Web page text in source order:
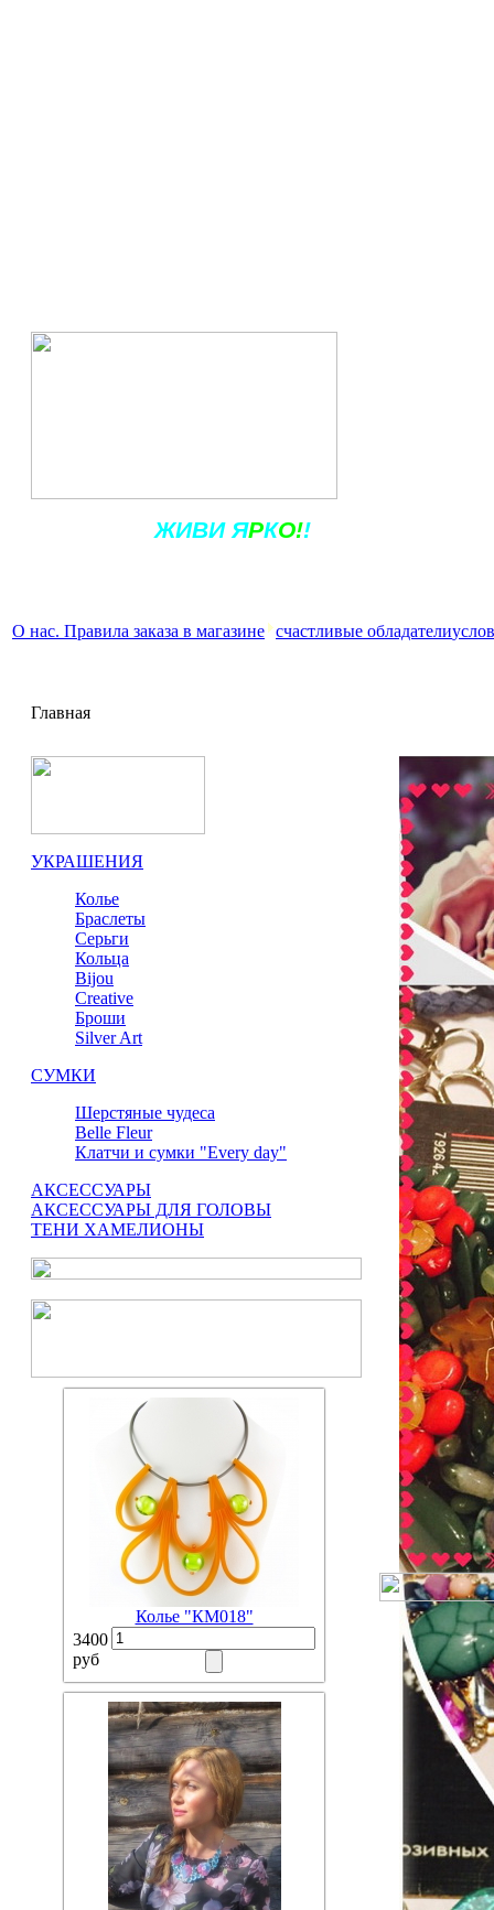
ЖИВИ ЯРКО!!
О нас. Правила заказа в магазине счастливые обладатели
Главная
УКРАШЕНИЯ
Колье
Браслеты
Серьги
Кольца
Bijou
Сreative
Броши
Silver Art
СУМКИ
Шерстяные чудеса
Belle Fleur
Клатчи и сумки "Every day"
АКСЕССУАРЫ
АКСЕССУАРЫ ДЛЯ ГОЛОВЫ
ТЕНИ ХАМЕЛИОНЫ
Колье "КМ018"
3400
руб